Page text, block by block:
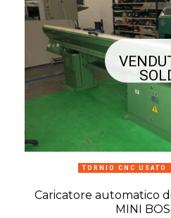
TORNIO CNC USATO
Caricatore automatico
MINI